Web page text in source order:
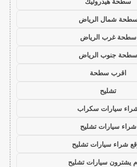
سطحة شمال الرياض
سطحة غرب الرياض
سطحة جنوب الرياض
اقرب سطحة
تشليح
سيارات سكراب
شراء سيارات تشليح
شراء سيارات تشليح
يشترون سيارات تشليح